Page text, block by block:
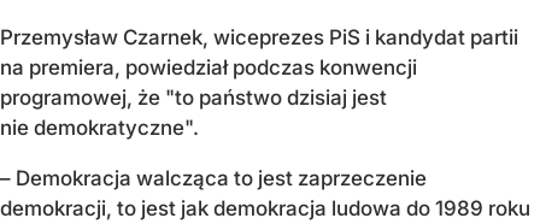
Przemysław Czarnek, wiceprezes PiS i kandydat partii
na premiera, powiedział podczas konwencji
programowej, że "to państwo dzisiaj jest
nie demokratyczne".
– Demokracja walcząca to jest zaprzeczenie
demokracji, to jest jak demokracja ludowa do 1989 roku